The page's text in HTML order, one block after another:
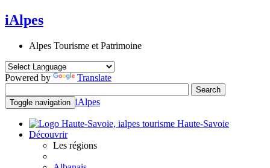
iAlpes
Alpes Tourisme et Patrimoine
Powered by Translate
Toggle navigation iAlpes
Haute-Savoie
Découvrir
Les régions